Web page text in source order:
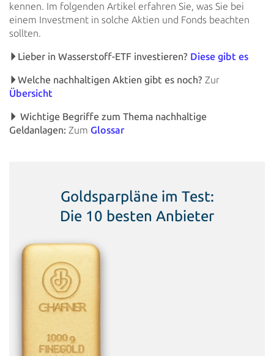
kennen. Im folgenden Artikel erfahren Sie, was Sie bei
einem Investment in solche Aktien und Fonds beachten
sollten.
Lieber in Wasserstoff-ETF investieren? Diese gibt es
Welche nachhaltigen Aktien gibt es noch? Zur
Übersicht
Wichtige Begriffe zum Thema nachhaltige
Geldanlagen: Zum Glossar
Goldsparpläne im Test:
Die 10 besten Anbieter